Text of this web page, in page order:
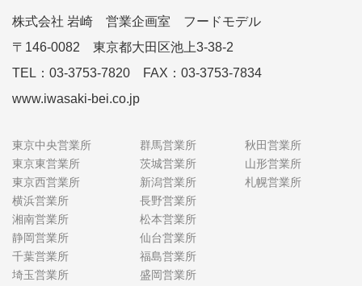
株式会社 岩崎 営業企画室 フードモデル
〒146-0082 東京都大田区池上3-38-2
TEL：03-3753-7820 FAX：03-3753-7834
www.iwasaki-bei.co.jp
東京中央営業所
東京東営業所
東京西営業所
横浜営業所
湘南営業所
静岡営業所
千葉営業所
埼玉営業所
群馬営業所
茨城営業所
新潟営業所
長野営業所
松本営業所
仙台営業所
福島営業所
盛岡営業所
秋田営業所
山形営業所
札幌営業所